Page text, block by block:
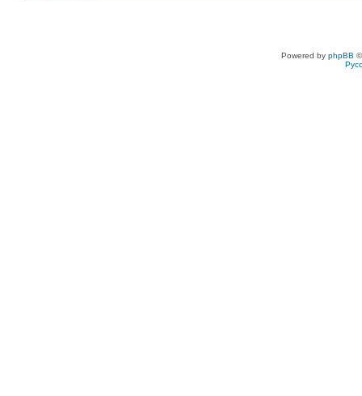
Powered by phpBB